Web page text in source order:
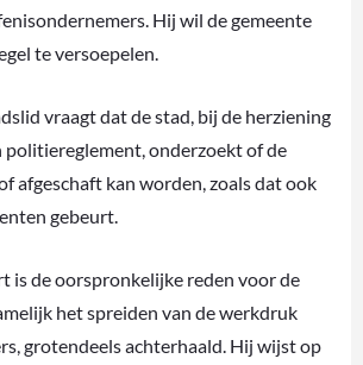
. Hij wil de gemeente
te versoepelen.
vraagt dat de stad, bij de herziening
politiereglement, onderzoekt of de
afgeschaft kan worden, zoals dat ook
gebeurt.
is de oorspronkelijke reden voor de
het spreiden van de werkdruk
grotendeels achterhaald. Hij wijst op